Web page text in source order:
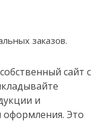
заказов.
сайт с
и
оформления. Это